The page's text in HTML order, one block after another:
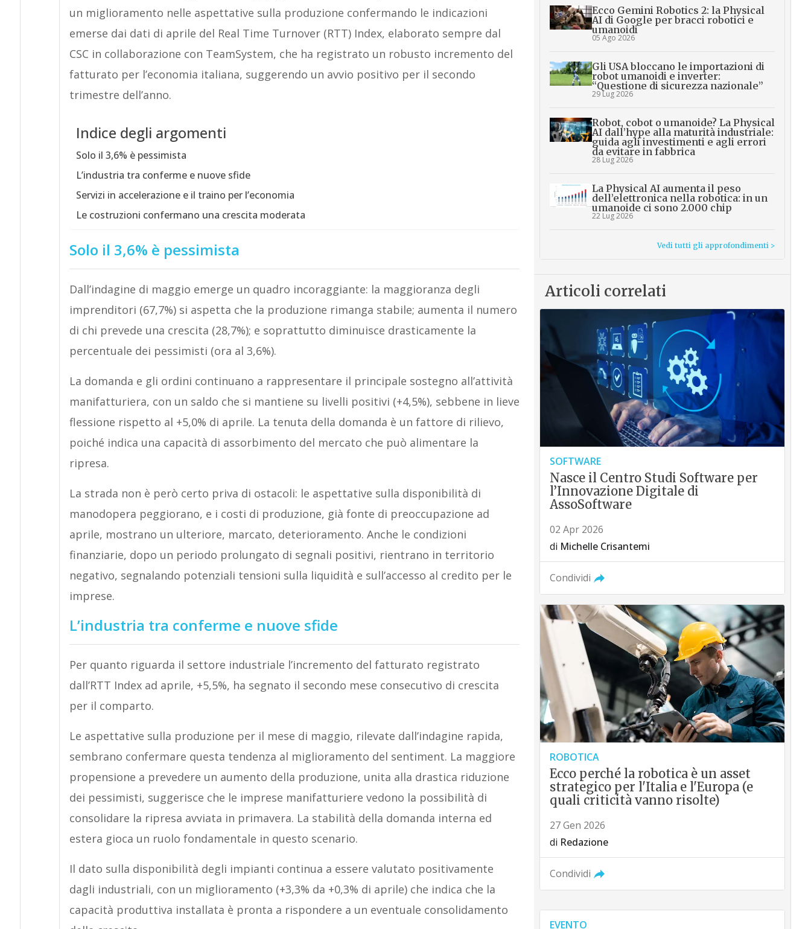
un miglioramento nelle aspettative sulla produzione confermando le indicazioni
emerse dai dati di aprile del Real Time Turnover (RTT) Index, elaborato sempre dal
CSC in collaborazione con TeamSystem, che ha registrato un robusto incremento del
fatturato per l’economia italiana, suggerendo un avvio positivo per il secondo
trimestre dell’anno.
Indice degli argomenti
Solo il 3,6% è pessimista
L’industria tra conferme e nuove sfide
Servizi in accelerazione e il traino per l’economia
Le costruzioni confermano una crescita moderata
Solo il 3,6% è pessimista
Dall’indagine di maggio emerge un quadro incoraggiante: la maggioranza degli
imprenditori (67,7%) si aspetta che la produzione rimanga stabile; aumenta il numero
di chi prevede una crescita (28,7%); e soprattutto diminuisce drasticamente la
percentuale dei pessimisti (ora al 3,6%).
La domanda e gli ordini continuano a rappresentare il principale sostegno all’attività
manifatturiera, con un saldo che si mantiene su livelli positivi (+4,5%), sebbene in lieve
flessione rispetto al +5,0% di aprile. La tenuta della domanda è un fattore di rilievo,
poiché indica una capacità di assorbimento del mercato che può alimentare la
ripresa.
La strada non è però certo priva di ostacoli: le aspettative sulla disponibilità di
manodopera peggiorano, e i costi di produzione, già fonte di preoccupazione ad
aprile, mostrano un ulteriore, marcato, deterioramento. Anche le condizioni
finanziarie, dopo un periodo prolungato di segnali positivi, rientrano in territorio
negativo, segnalando potenziali tensioni sulla liquidità e sull’accesso al credito per le
imprese.
L’industria tra conferme e nuove sfide
Per quanto riguarda il settore industriale l’incremento del fatturato registrato
dall’RTT Index ad aprile, +5,5%, ha segnato il secondo mese consecutivo di crescita
per il comparto.
Le aspettative sulla produzione per il mese di maggio, rilevate dall’indagine rapida,
sembrano confermare questa tendenza al miglioramento del sentiment. La maggiore
propensione a prevedere un aumento della produzione, unita alla drastica riduzione
dei pessimisti, suggerisce che le imprese manifatturiere vedono la possibilità di
consolidare la ripresa avviata in primavera. La stabilità della domanda interna ed
estera gioca un ruolo fondamentale in questo scenario.
Il dato sulla disponibilità degli impianti continua a essere valutato positivamente
dagli industriali, con un miglioramento (+3,3% da +0,3% di aprile) che indica che la
capacità produttiva installata è pronta a rispondere a un eventuale consolidamento
Ecco Gemini Robotics 2: la Physical
AI di Google per bracci robotici e
umanoidi
05 Ago 2026
Gli USA bloccano le importazioni di
robot umanoidi e inverter:
“Questione di sicurezza nazionale”
29 Lug 2026
Robot, cobot o umanoide? La Physical
AI dall’hype alla maturità industriale:
guida agli investimenti e agli errori
da evitare in fabbrica
28 Lug 2026
La Physical AI aumenta il peso
dell’elettronica nella robotica: in un
umanoide ci sono 2.000 chip
22 Lug 2026
Vedi tutti gli approfondimenti >
Articoli correlati
SOFTWARE
Nasce il Centro Studi Software per
l’Innovazione Digitale di
AssoSoftware
02 Apr 2026
di Michelle Crisantemi
Condividi
ROBOTICA
Ecco perché la robotica è un asset
strategico per l'Italia e l'Europa (e
quali criticità vanno risolte)
27 Gen 2026
di Redazione
Condividi
EVENTO